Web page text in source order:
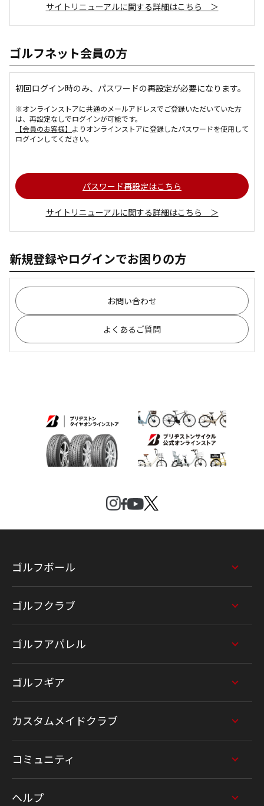
サイトリニューアルに関する詳細はこちら ＞
ゴルフネット会員の方
初回ログイン時のみ、パスワードの再設定が必要になります。
※オンラインストアに共通のメールアドレスでご登録いただいていた方
は、再設定なしでログインが可能です。
【会員のお客様】 よりオンラインストアに登録したパスワードを使用して
ログインしてください。
パスワード再設定はこちら
サイトリニューアルに関する詳細はこちら ＞
新規登録やログインでお困りの方
お問い合わせ
よくあるご質問
ゴルフボール
ゴルフクラブ
ゴルフアパレル
ゴルフギア
カスタムメイドクラブ
コミュニティ
ヘルプ